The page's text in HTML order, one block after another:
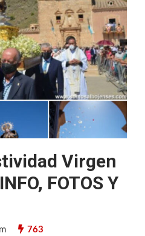
Virgen
FOTOS Y
763